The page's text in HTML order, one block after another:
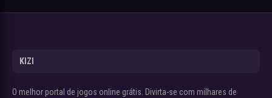
KIZI
O melhor portal de jogos online grátis. Divirta-se com milhares de